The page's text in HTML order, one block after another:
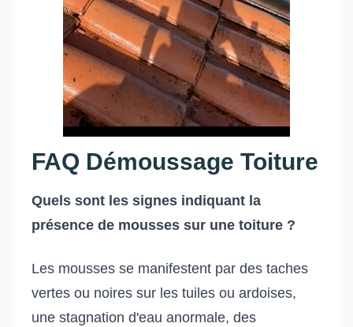
FAQ Démoussage Toiture
Quels sont les signes indiquant la
présence de mousses sur une toiture ?
Les mousses se manifestent par des taches
vertes ou noires sur les tuiles ou ardoises,
une stagnation d'eau anormale, des